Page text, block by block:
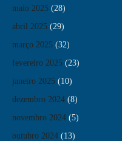
maio 2025 (28)
abril 2025 (29)
março 2025 (32)
fevereiro 2025 (23)
janeiro 2025 (10)
dezembro 2024 (8)
novembro 2024 (5)
outubro 2024 (13)